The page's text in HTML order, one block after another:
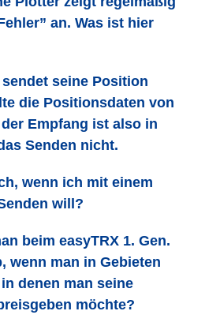
an. Was ist hier
sendet seine Position
die Positionsdaten von
Empfang ist also in
Senden nicht.
wenn ich mit einem
will?
beim easyTRX 1. Gen.
wenn man in Gebieten
denen man seine
möchte?